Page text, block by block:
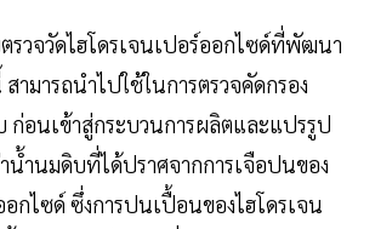
รวจวัดไฮโดรเจนเปอร์ออกไซด์ที่พัฒนา
ามารถนำไปใช้ในการตรวจคัดกรอง
อนเข้าสู่กระบวนการผลิตและแปรรูป
น้ำนมดิบที่ได้ปราศจากการเจือปนของ
อกไซด์ ซึ่งการปนเปื้อนของไฮโดรเจน